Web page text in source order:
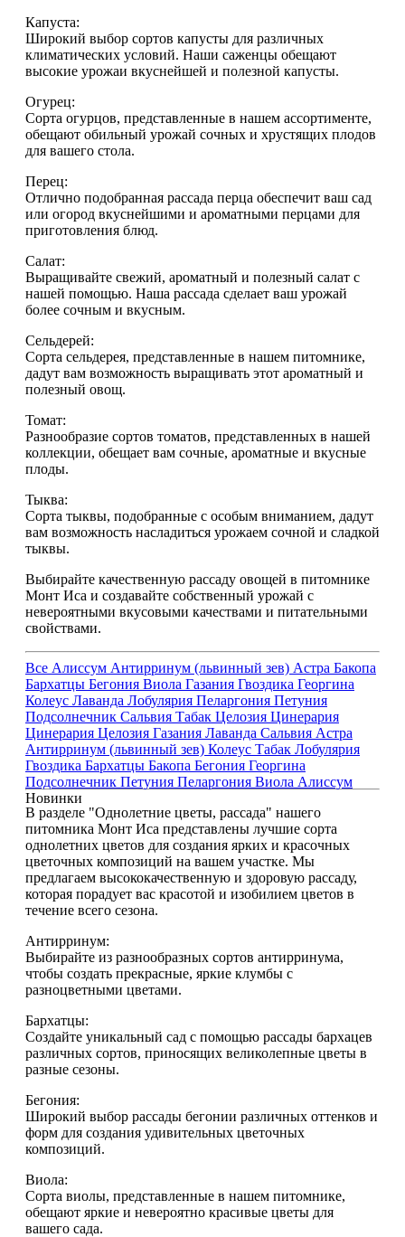
Капуста:
Широкий выбор сортов капусты для различных
климатических условий. Наши саженцы обещают
высокие урожаи вкуснейшей и полезной капусты.
Огурец:
Сорта огурцов, представленные в нашем ассортименте,
обещают обильный урожай сочных и хрустящих плодов
для вашего стола.
Перец:
Отлично подобранная рассада перца обеспечит ваш сад
или огород вкуснейшими и ароматными перцами для
приготовления блюд.
Салат:
Выращивайте свежий, ароматный и полезный салат с
нашей помощью. Наша рассада сделает ваш урожай
более сочным и вкусным.
Сельдерей:
Сорта сельдерея, представленные в нашем питомнике,
дадут вам возможность выращивать этот ароматный и
полезный овощ.
Томат:
Разнообразие сортов томатов, представленных в нашей
коллекции, обещает вам сочные, ароматные и вкусные
плоды.
Тыква:
Сорта тыквы, подобранные с особым вниманием, дадут
вам возможность насладиться урожаем сочной и сладкой
тыквы.
Выбирайте качественную рассаду овощей в питомнике
Монт Иса и создавайте собственный урожай с
невероятными вкусовыми качествами и питательными
свойствами.
Все Алиссум Антирринум (львинный зев) Астра Бакопа
Бархатцы Бегония Виола Газания Гвоздика Георгина
Колеус Лаванда Лобулярия Пеларгония Петуния
Подсолнечник Сальвия Табак Целозия Цинерария
Цинерария Целозия Газания Лаванда Сальвия Астра
Антирринум (львинный зев) Колеус Табак Лобулярия
Гвоздика Бархатцы Бакопа Бегония Георгина
Подсолнечник Петуния Пеларгония Виола Алиссум
Новинки
В разделе "Однолетние цветы, рассада" нашего
питомника Монт Иса представлены лучшие сорта
однолетних цветов для создания ярких и красочных
цветочных композиций на вашем участке. Мы
предлагаем высококачественную и здоровую рассаду,
которая порадует вас красотой и изобилием цветов в
течение всего сезона.
Антирринум:
Выбирайте из разнообразных сортов антирринума,
чтобы создать прекрасные, яркие клумбы с
разноцветными цветами.
Бархатцы:
Создайте уникальный сад с помощью рассады бархацев
различных сортов, приносящих великолепные цветы в
разные сезоны.
Бегония:
Широкий выбор рассады бегонии различных оттенков и
форм для создания удивительных цветочных
композиций.
Виола:
Сорта виолы, представленные в нашем питомнике,
обещают яркие и невероятно красивые цветы для
вашего сада.